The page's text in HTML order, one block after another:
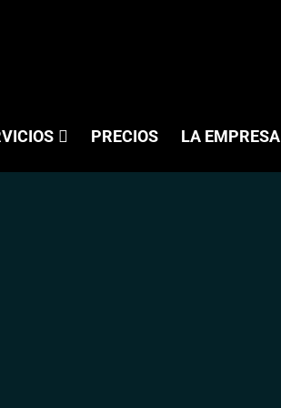
PRECIOS LA EMPRESA